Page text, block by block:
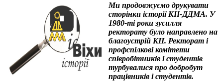
Ми продовжуємо друкувати
сторінки історії КІІ-ДДМА. У
1980-ті роки зусилля
ректорату було направлено на
благоустрій КІІ. Ректорат і
профспілкові комітети
співробітників і студентів
турбувалися про добробут
працівників і студентів.